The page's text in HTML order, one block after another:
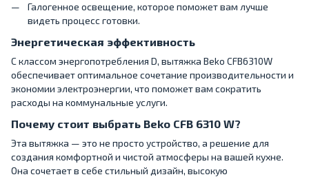
Галогенное освещение, которое поможет вам лучше
видеть процесс готовки.
Энергетическая эффективность
С классом энергопотребления D, вытяжка Beko CFB6310W
обеспечивает оптимальное сочетание производительности и
экономии электроэнергии, что поможет вам сократить
расходы на коммунальные услуги.
Почему стоит выбрать Beko CFB 6310 W?
Эта вытяжка — это не просто устройство, а решение для
создания комфортной и чистой атмосферы на вашей кухне.
Она сочетает в себе стильный дизайн, высокую